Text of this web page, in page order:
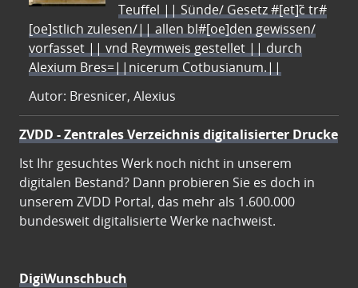
Teuffel || Sünde/ Gesetz #[et]c̃ tr#
[oe]stlich zulesen/|| allen bl#[oe]den gewissen/
vorfasset || vnd Reymweis gestellet || durch
Alexium Bres=||nicerum Cotbusianum.||
Autor: Bresnicer, Alexius
ZVDD - Zentrales Verzeichnis digitalisierter Drucke
Ist Ihr gesuchtes Werk noch nicht in unserem
digitalen Bestand? Dann probieren Sie es doch in
unserem ZVDD Portal, das mehr als 1.600.000
bundesweit digitalisierte Werke nachweist.
DigiWunschbuch